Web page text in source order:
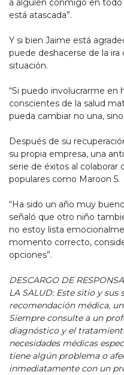
a alguien conmigo en
está atascada”.
Y si bien Jaime está
puede deshacerse de la
situación.
“Si puedo involucrarme en
conscientes de la salud
pueda cambiar no una,
Después de su
su propia empresa, una
serie de éxitos al
populares como Maroon 5.
“Ha sido un año muy
señaló que otro niño
no estoy lista
momento correcto,
opciones”.
DESCARGO DE
LA SALUD: Este sitio y
recomendación médica,
Siempre consulte a un
diagnóstico y el
necesidades médicas
tiene algún problema o
inmediatamente con un